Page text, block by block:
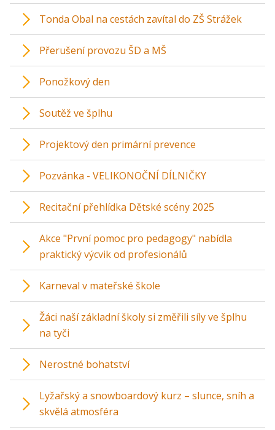
Tonda Obal na cestách zavítal do ZŠ Strážek
Přerušení provozu ŠD a MŠ
Ponožkový den
Soutěž ve šplhu
Projektový den primární prevence
Pozvánka - VELIKONOČNÍ DÍLNIČKY
Recitační přehlídka Dětské scény 2025
Akce "První pomoc pro pedagogy" nabídla
praktický výcvik od profesionálů
Karneval v mateřské škole
Žáci naší základní školy si změřili síly ve šplhu
na tyči
Nerostné bohatství
Lyžařský a snowboardový kurz – slunce, sníh a
skvělá atmosféra